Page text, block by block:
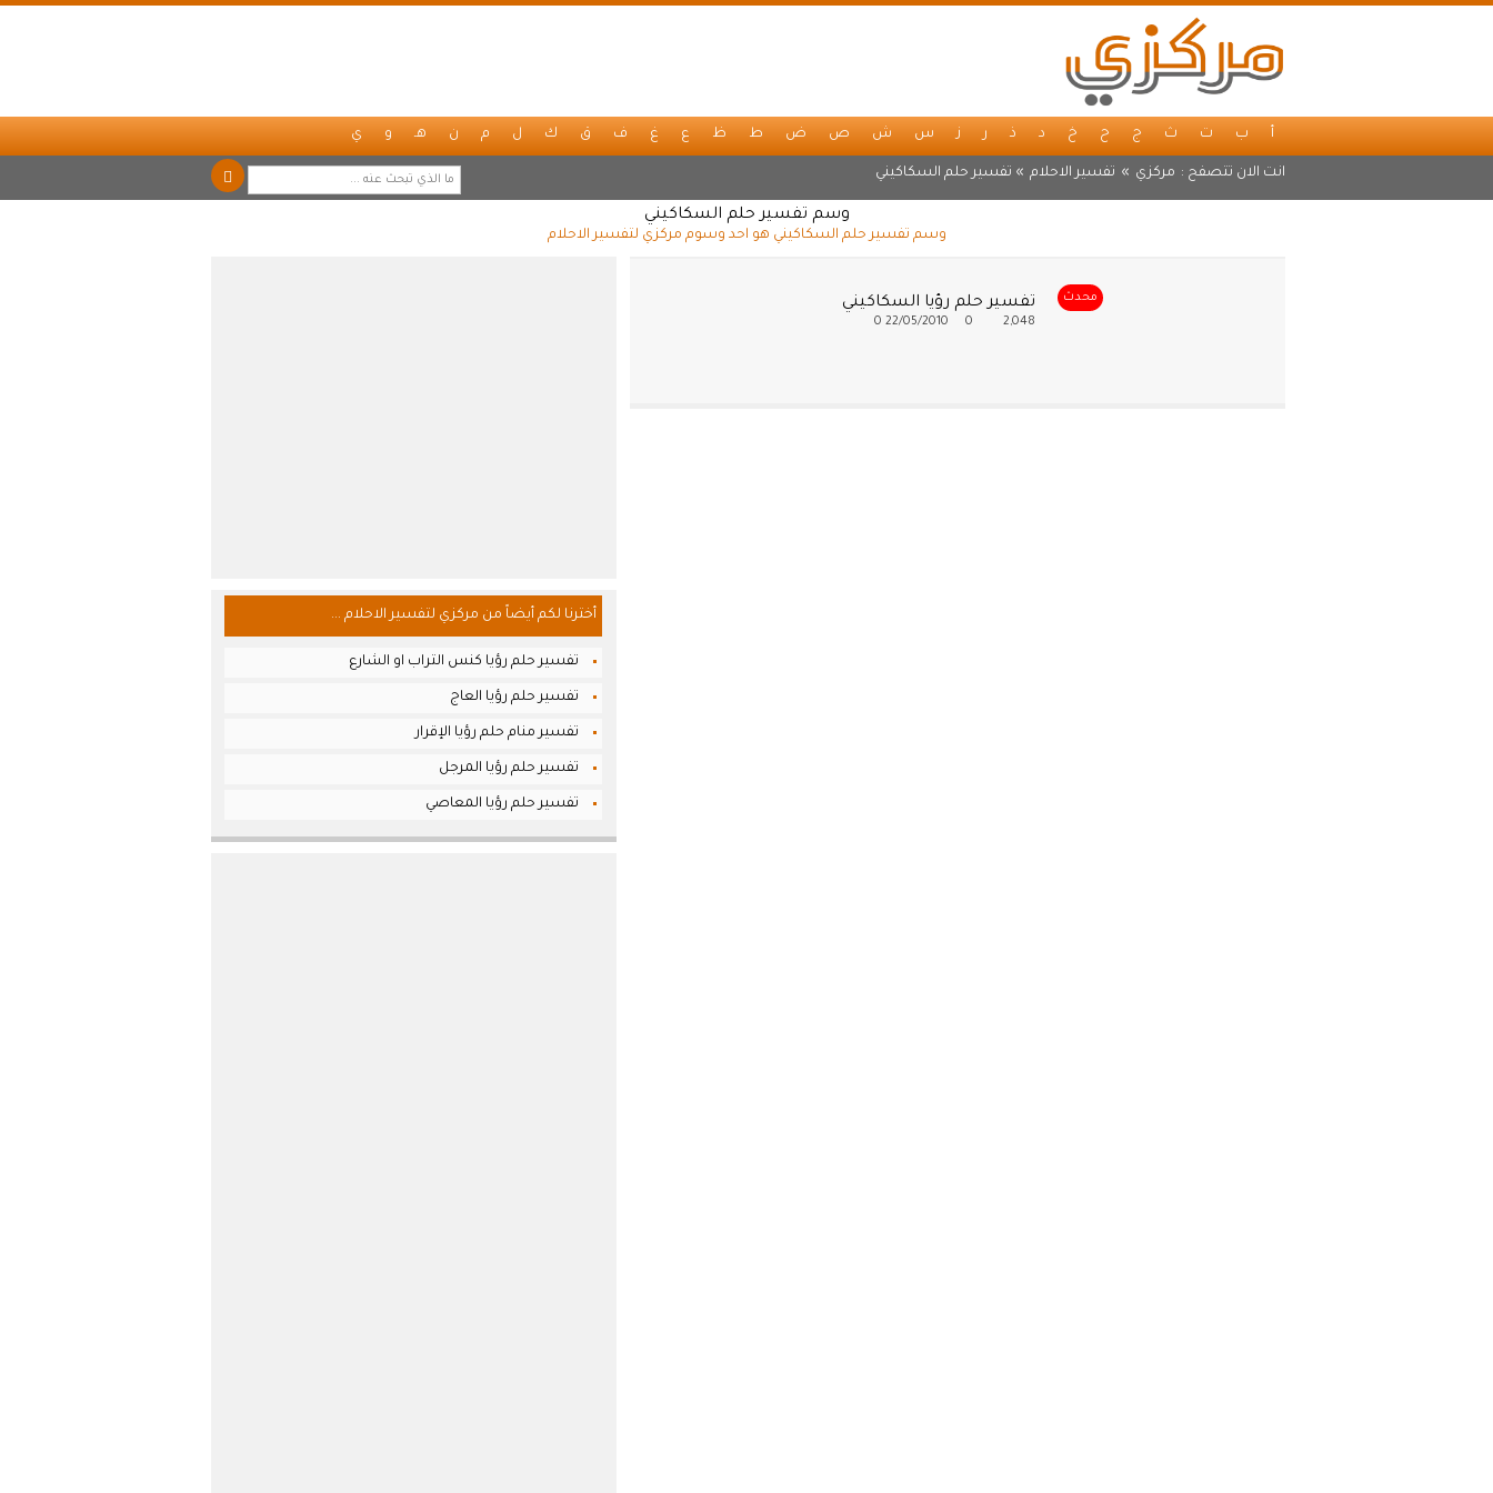
أ ب ت ث ج ح خ د ذ ر ز س ش ص ض ط ظ ع غ ف ق ك ل م ن هـ و ي
انت الان تتصفح : مركزي » تفسير الاحلام » تفسير حلم السكاكيني
وسم تفسير حلم السكاكيني
وسم تفسير حلم السكاكيني هو احد وسوم مركزي لتفسير الاحلام
محدث تفسير حلم رؤيا السكاكيني
2,048
22/05/2010
0
أخترنا لكم أيضاً من مركزي لتفسير الاحلام ...
تفسير حلم رؤيا كنس التراب او الشارع
تفسير حلم رؤيا العاج
تفسير منام حلم رؤيا الإقرار
تفسير حلم رؤيا المرجل
تفسير حلم رؤيا المعاصي